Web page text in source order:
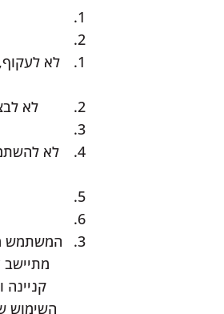
לא
לא
לא
המשתמש
השימוש